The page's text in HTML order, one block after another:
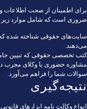
برای اطمینان از صحت اطلاعات و
ضروری است که شامل موارد
سایت‌های حقوقی شناخته شده که
می‌دهند.
کتب تخصصی حقوقی که تبیین
مشاوره حضوری با وکلای مجرب
سوالات شما را فراهم می‌آورد.
نتیجه‌گیری
انواع وکالت نامه ابزارهای